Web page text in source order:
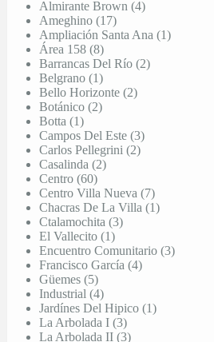
Almirante Brown (4)
Ameghino (17)
Ampliación Santa Ana (1)
Área 158 (8)
Barrancas Del Río (2)
Belgrano (1)
Bello Horizonte (2)
Botánico (2)
Botta (1)
Campos Del Este (3)
Carlos Pellegrini (2)
Casalinda (2)
Centro (60)
Centro Villa Nueva (7)
Chacras De La Villa (1)
Ctalamochita (3)
El Vallecito (1)
Encuentro Comunitario (3)
Francisco García (4)
Güemes (5)
Industrial (4)
Jardínes Del Hipico (1)
La Arbolada I (3)
La Arbolada II (3)